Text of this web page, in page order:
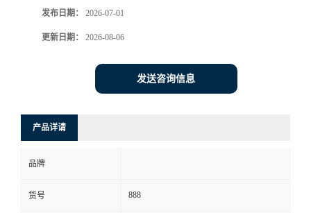
发布日期： 2026-07-01
更新日期： 2026-08-06
发送咨询信息
产品详请
品牌
货号 888